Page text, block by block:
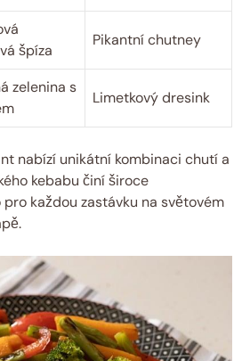
špíza
Pikantní chutney
zelenina s
Limetkový dresink
nabízí unikátní kombinaci chutí a
kebabu činí široce
každou zastávku na světovém